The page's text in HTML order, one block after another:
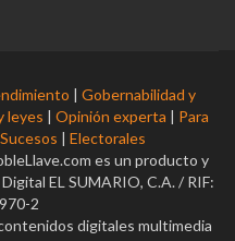
| Gobernabilidad y
leyes | Opinión experta | Para
Sucesos | Electorales
es un producto y
EL SUMARIO, C.A. / RIF:
2
digitales multimedia